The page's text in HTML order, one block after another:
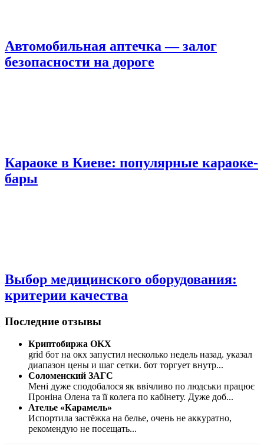
Автомобильная аптечка — залог
безопасности на дороге
Караоке в Киеве: популярные караоке-
бары
Выбор медицинского оборудования:
критерии качества
Последние отзывы
Криптобиржа OKX
grid бот на окх запустил несколько недель назад. указал
диапазон цены и шаг сетки. бот торгует внутр...
Соломенский ЗАГС
Мені дуже сподобалося як ввічливо по людськи працює
Проніна Олена та її колега по кабінету. Дуже доб...
Ателье «Карамель»
Испортила застёжка на белье, очень не аккуратно,
рекомендую не посещать...